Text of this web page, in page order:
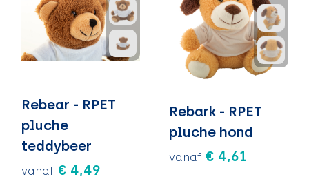
Rebear - RPET
pluche
teddybeer
vanaf € 4,49
Rebark - RPET
pluche hond
vanaf € 4,61